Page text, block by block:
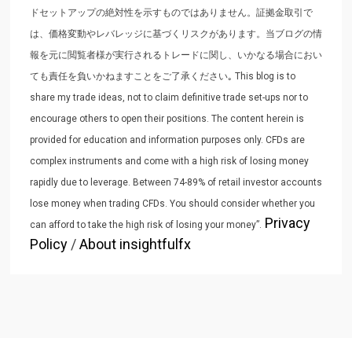
ドセットアップの絶対性を示すものではありません。証拠金取引で
は、価格変動やレバレッジに基づくリスクがあります。当ブログの情
報を元に閲覧者様が実行されるトレードに関し、いかなる場合におい
ても責任を負いかねますことをご了承ください｡ This blog is to
share my trade ideas, not to claim definitive trade set-ups nor to
encourage others to open their positions. The content herein is
provided for education and information purposes only. CFDs are
complex instruments and come with a high risk of losing money
rapidly due to leverage. Between 74-89% of retail investor accounts
lose money when trading CFDs. You should consider whether you
can afford to take the high risk of losing your money”. Privacy
Policy/About insightfulfx